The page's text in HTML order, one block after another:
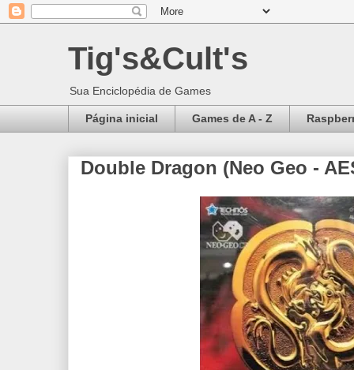
Tig's&Cult's
Sua Enciclopédia de Games
Página inicial Games de A - Z
Double Dragon (Neo Geo -